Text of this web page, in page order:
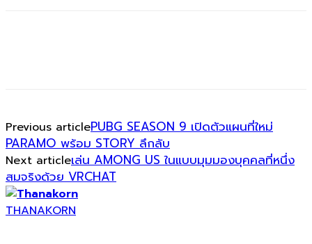
Previous articlePUBG SEASON 9 เปิดตัวแผนที่ใหม่
PARAMO พร้อม STORY ลึกลับ
Next articleเล่น AMONG US ในแบบมุมมองบุคคลที่หนึ่ง
สมจริงด้วย VRCHAT
THANAKORN